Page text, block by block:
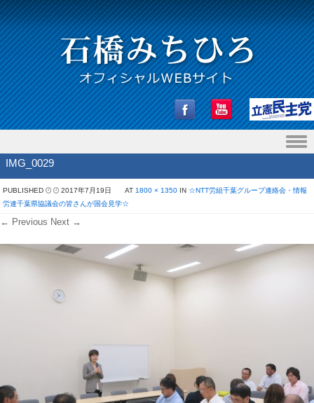
Skip to content
IMG_0029
PUBLISHED 2017年7月19日 AT 1800 × 1350 IN ☆NTT労組千葉グループ連絡会・情報
労連千葉県協議会の皆さんが国会見学☆
← Previous Next →